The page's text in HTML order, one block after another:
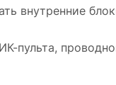
внутренние